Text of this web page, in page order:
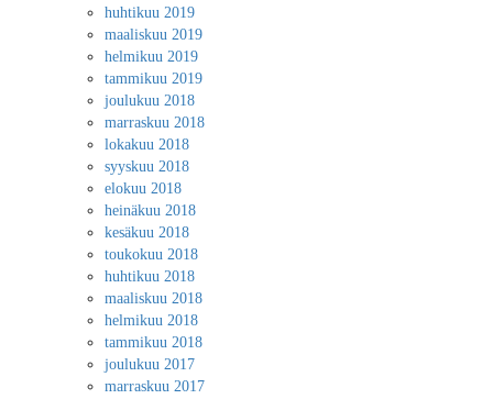
huhtikuu 2019
maaliskuu 2019
helmikuu 2019
tammikuu 2019
joulukuu 2018
marraskuu 2018
lokakuu 2018
syyskuu 2018
elokuu 2018
heinäkuu 2018
kesäkuu 2018
toukokuu 2018
huhtikuu 2018
maaliskuu 2018
helmikuu 2018
tammikuu 2018
joulukuu 2017
marraskuu 2017